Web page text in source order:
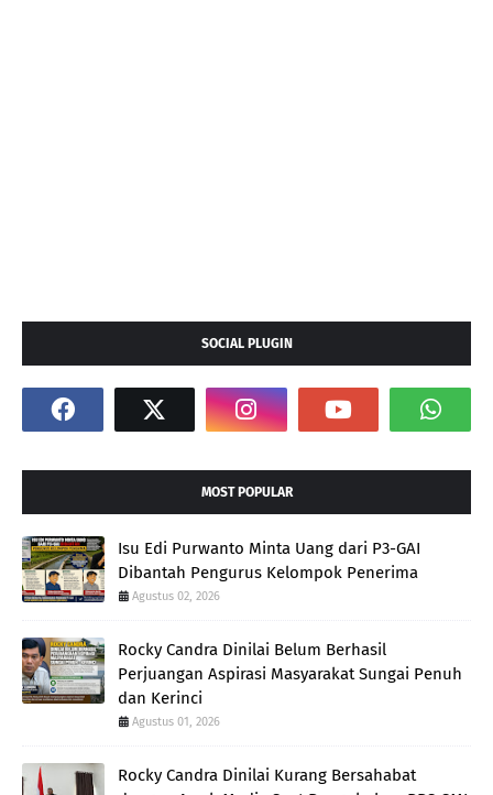
SOCIAL PLUGIN
MOST POPULAR
Isu Edi Purwanto Minta Uang dari P3-GAI
Dibantah Pengurus Kelompok Penerima
Agustus 02, 2026
Rocky Candra Dinilai Belum Berhasil
Perjuangan Aspirasi Masyarakat Sungai Penuh
dan Kerinci
Agustus 01, 2026
Rocky Candra Dinilai Kurang Bersahabat